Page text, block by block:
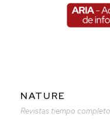
NATURE
Revistas tiempo completo